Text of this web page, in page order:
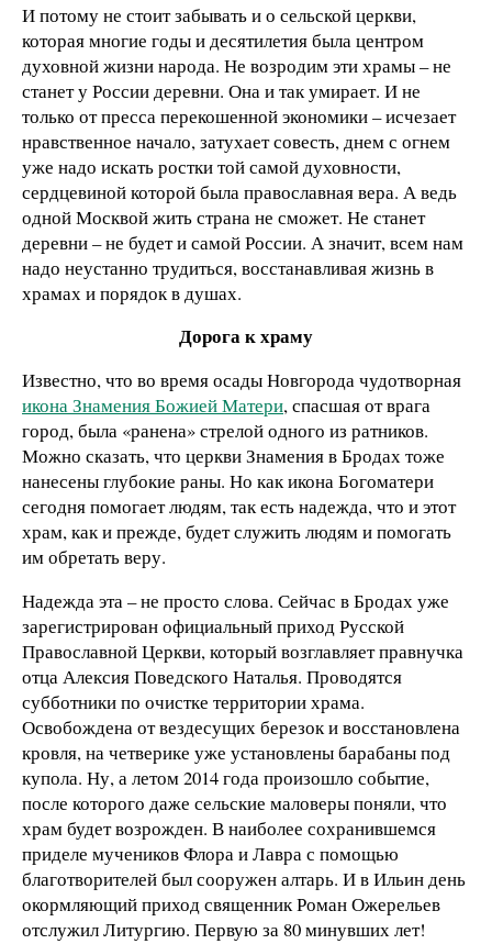
И потому не стоит забывать и о сельской церкви,
которая многие годы и десятилетия была центром
духовной жизни народа. Не возродим эти храмы – не
станет у России деревни. Она и так умирает. И не
только от пресса перекошенной экономики – исчезает
нравственное начало, затухает совесть, днем с огнем
уже надо искать ростки той самой духовности,
сердцевиной которой была православная вера. А ведь
одной Москвой жить страна не сможет. Не станет
деревни – не будет и самой России. А значит, всем нам
надо неустанно трудиться, восстанавливая жизнь в
храмах и порядок в душах.
Дорога к храму
Известно, что во время осады Новгорода чудотворная
икона Знамения Божией Матери, спасшая от врага
город, была «ранена» стрелой одного из ратников.
Можно сказать, что церкви Знамения в Бродах тоже
нанесены глубокие раны. Но как икона Богоматери
сегодня помогает людям, так есть надежда, что и этот
храм, как и прежде, будет служить людям и помогать
им обретать веру.
Надежда эта – не просто слова. Сейчас в Бродах уже
зарегистрирован официальный приход Русской
Православной Церкви, который возглавляет правнучка
отца Алексия Поведского Наталья. Проводятся
субботники по очистке территории храма.
Освобождена от вездесущих березок и восстановлена
кровля, на четверике уже установлены барабаны под
купола. Ну, а летом 2014 года произошло событие,
после которого даже сельские маловеры поняли, что
храм будет возрожден. В наиболее сохранившемся
приделе мучеников Флора и Лавра с помощью
благотворителей был сооружен алтарь. И в Ильин день
окормляющий приход священник Роман Ожерельев
отслужил Литургию. Первую за 80 минувших лет!